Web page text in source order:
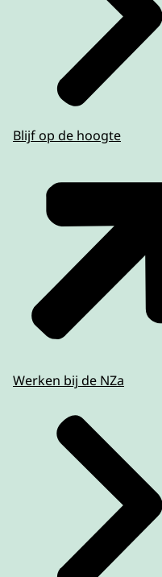
Blijf op de hoogte
Werken bij de NZa